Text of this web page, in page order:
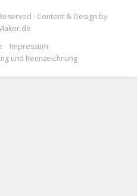
· Content & Design by
Impressum
und Kennzeichnung